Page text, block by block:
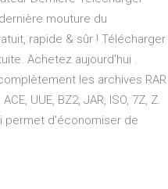
mouture du
rapide & sûr ! Télécharger
Achetez aujourd'hui .
les archives RAR
UUE, BZ2, JAR, ISO, 7Z, Z.
permet d'économiser de